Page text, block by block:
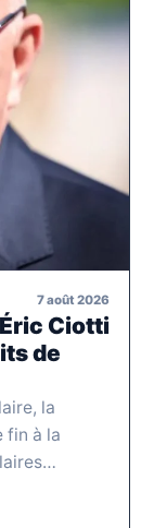
7 août 2026
Ciotti
de
la
fin à la